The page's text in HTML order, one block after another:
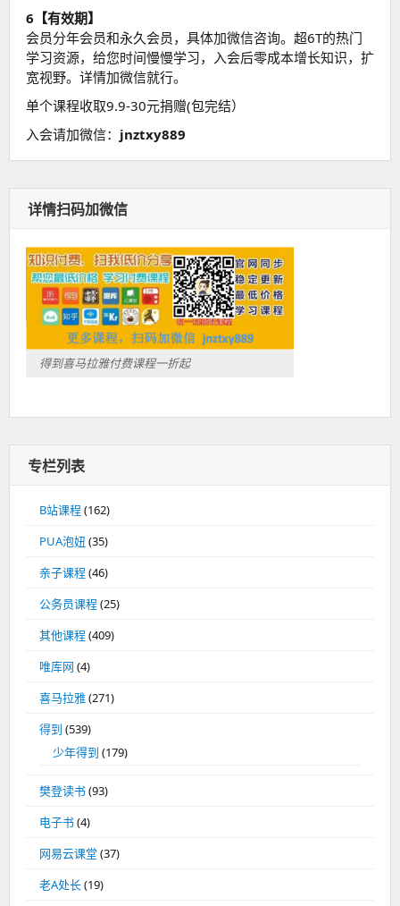
6【有效期】
会员分年会员和永久会员，具体加微信咨询。超6T的热门
学习资源，给您时间慢慢学习，入会后零成本增长知识，扩
宽视野。详情加微信就行。
单个课程收取9.9-30元捐赠(包完结）
入会请加微信： jnztxy889
详情扫码加微信
得到喜马拉雅付费课程一折起
专栏列表
B站课程(162)
PUA泡妞 (35)
亲子课程(46)
公务员课程(25)
其他课程(409)
唯库网 (4)
喜马拉雅(271)
得到 (539)
少年得到 (179)
樊登读书(93)
电子书(4)
网易云课堂 (37)
老A处长(19)